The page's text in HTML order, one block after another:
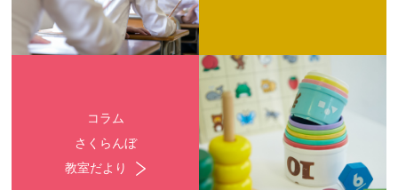
コラム
さくらんぼ
教室だより